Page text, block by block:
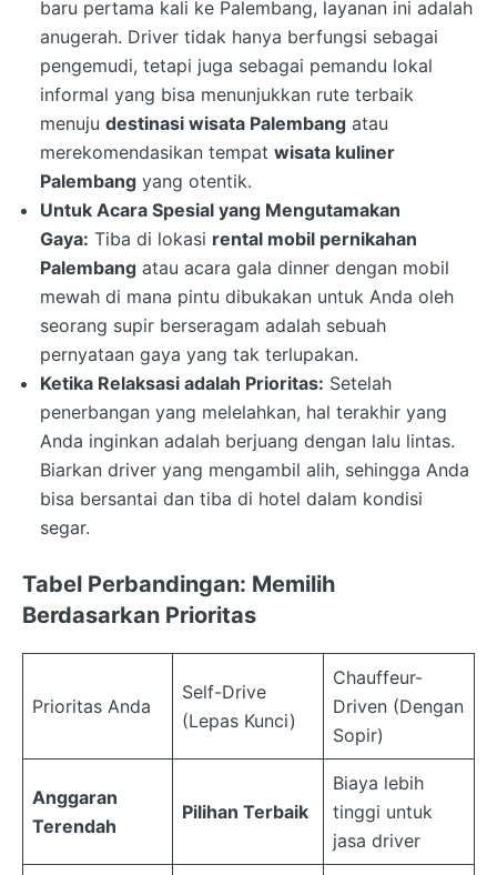
baru pertama kali ke Palembang, layanan ini adalah
anugerah. Driver tidak hanya berfungsi sebagai
pengemudi, tetapi juga sebagai pemandu lokal
informal yang bisa menunjukkan rute terbaik
menuju destinasi wisata Palembang atau
merekomendasikan tempat wisata kuliner
Palembang yang otentik.
Untuk Acara Spesial yang Mengutamakan
Gaya: Tiba di lokasi rental mobil pernikahan
Palembang atau acara gala dinner dengan mobil
mewah di mana pintu dibukakan untuk Anda oleh
seorang supir berseragam adalah sebuah
pernyataan gaya yang tak terlupakan.
Ketika Relaksasi adalah Prioritas: Setelah
penerbangan yang melelahkan, hal terakhir yang
Anda inginkan adalah berjuang dengan lalu lintas.
Biarkan driver yang mengambil alih, sehingga Anda
bisa bersantai dan tiba di hotel dalam kondisi
segar.
Tabel Perbandingan: Memilih
Berdasarkan Prioritas
Prioritas Anda
Self-Drive
(Lepas Kunci)
Chauffeur-
Driven (Dengan
Sopir)
Anggaran
Terendah
Pilihan Terbaik
Biaya lebih
tinggi untuk
jasa driver